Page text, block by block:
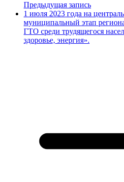
Предыдущая запись
1 июля 2023 года на
муниципальный этап
ГТО среди трудящегося
здоровье, энергия».